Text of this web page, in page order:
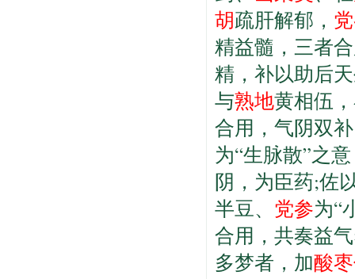
胡疏肝解郁，
精益髓，三者
精，补以助后
与熟地黄相伍
合用，气阴双
为“生脉散”之
阴，为臣药;佐
半豆、 党参为“
合用，共奏益
多梦者，加酸